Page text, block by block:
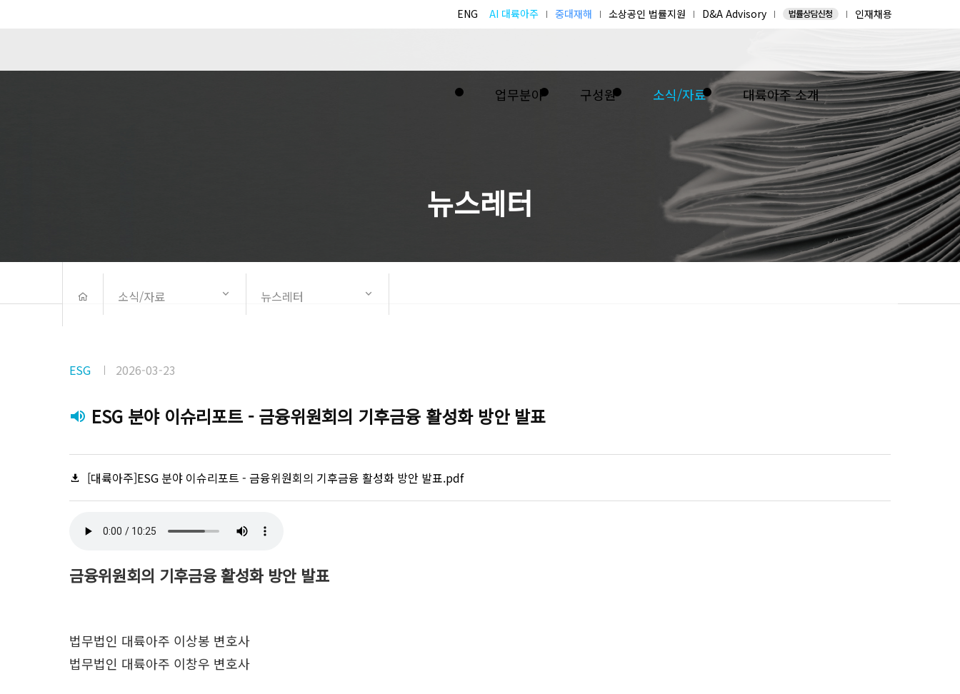
ENG AI 대륙아주 중대재해 소상공인 법률지원 D&A Advisory 인재채용
업무분야 구성원 소식/자료 대륙아주 소개
뉴스레터
소식/자료 뉴스레터
ESG 2026-03-23
ESG 분야 이슈리포트 - 금융위원회의 기후금융 활성화 방안 발표
[대륙아주]ESG 분야 이슈리포트 - 금융위원회의 기후금융 활성화 방안 발표.pdf
금융위원회의 기후금융 활성화 방안 발표
법무법인 대륙아주 이상봉 변호사
법무법인 대륙아주 이창우 변호사